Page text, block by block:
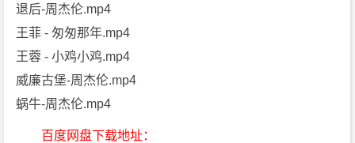
退后-周杰伦.mp4
王菲 - 匆匆那年.mp4
王蓉 - 小鸡小鸡.mp4
威廉古堡-周杰伦.mp4
蜗牛-周杰伦.mp4
百度网盘下载地址：